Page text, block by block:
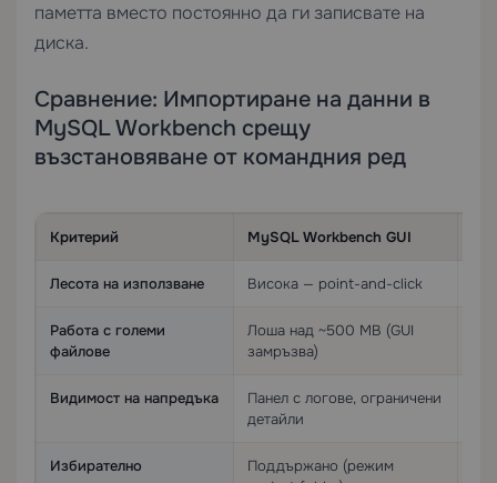
паметта вместо постоянно да ги записвате на
диска.
Сравнение: Импортиране на данни в
MySQL Workbench срещу
възстановяване от командния ред
Критерий MySQL Workbench GUI
Лесота на използване Висока — point-and-click
Работа с големи
файлове
Лоша над ~500 MB (GUI
замръзва)
Видимост на напредъка
Панел с логове, ограничени
детайли
Избирателно
Поддържано (режим